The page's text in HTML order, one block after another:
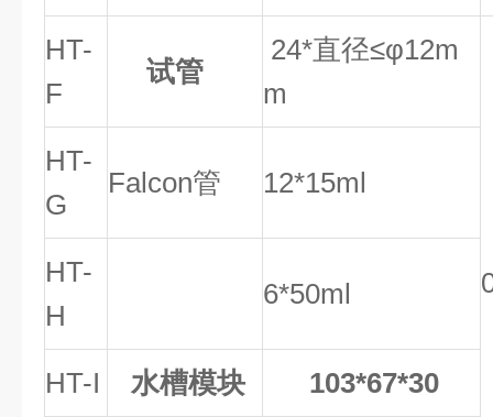
HT-
F
试管
24*直径≤φ12m
m
HT-
G
Falcon管 12*15ml
HT-
H
6*50ml
HT-I 水槽模块 103*67*30